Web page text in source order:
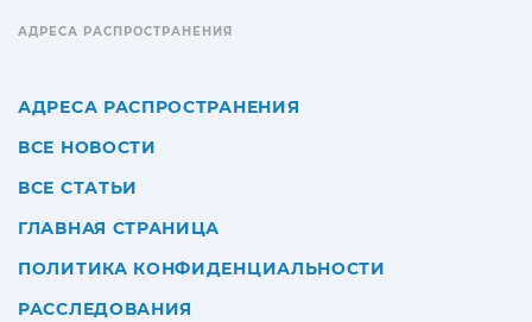
АДРЕСА РАСПРОСТРАНЕНИЯ
АДРЕСА РАСПРОСТРАНЕНИЯ
ВСЕ НОВОСТИ
ВСЕ СТАТЬИ
ГЛАВНАЯ СТРАНИЦА
ПОЛИТИКА КОНФИДЕНЦИАЛЬНОСТИ
РАССЛЕДОВАНИЯ